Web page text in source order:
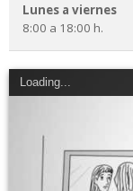
Lunes a viernes
8:00 a 18:00 h.
Loading...